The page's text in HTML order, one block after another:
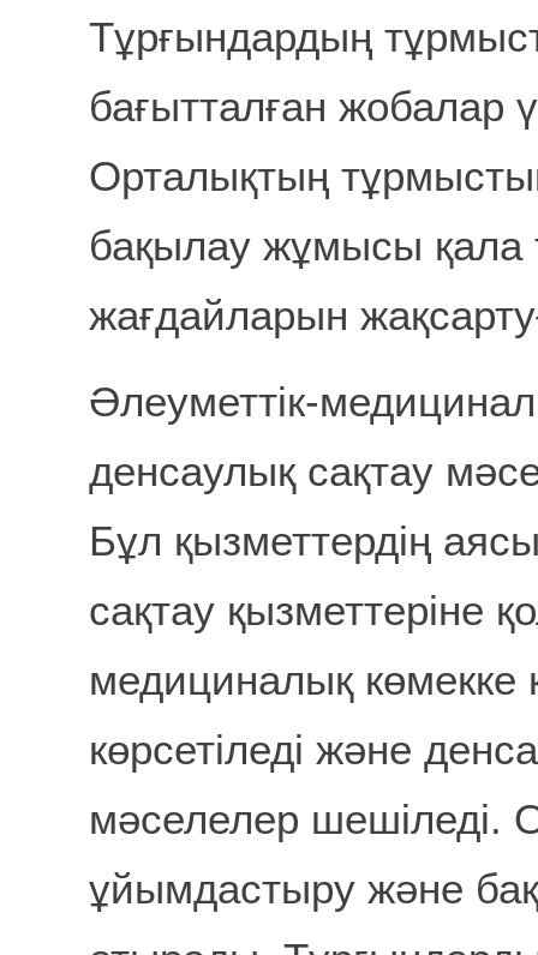
Тұрғындардың
бағытталған жобалар
Орталықтың
бақылау жұмысы қала
жағдайларын
Әлеуметтік-
денсаулық сақтау
Бұл қызметтердің
сақтау қызметтеріне
медициналық көмекке
көрсетіледі және
мәселелер шешіледі.
ұйымдастыру және